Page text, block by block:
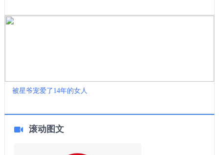
被星爷宠爱了14年的女人
滚动图文